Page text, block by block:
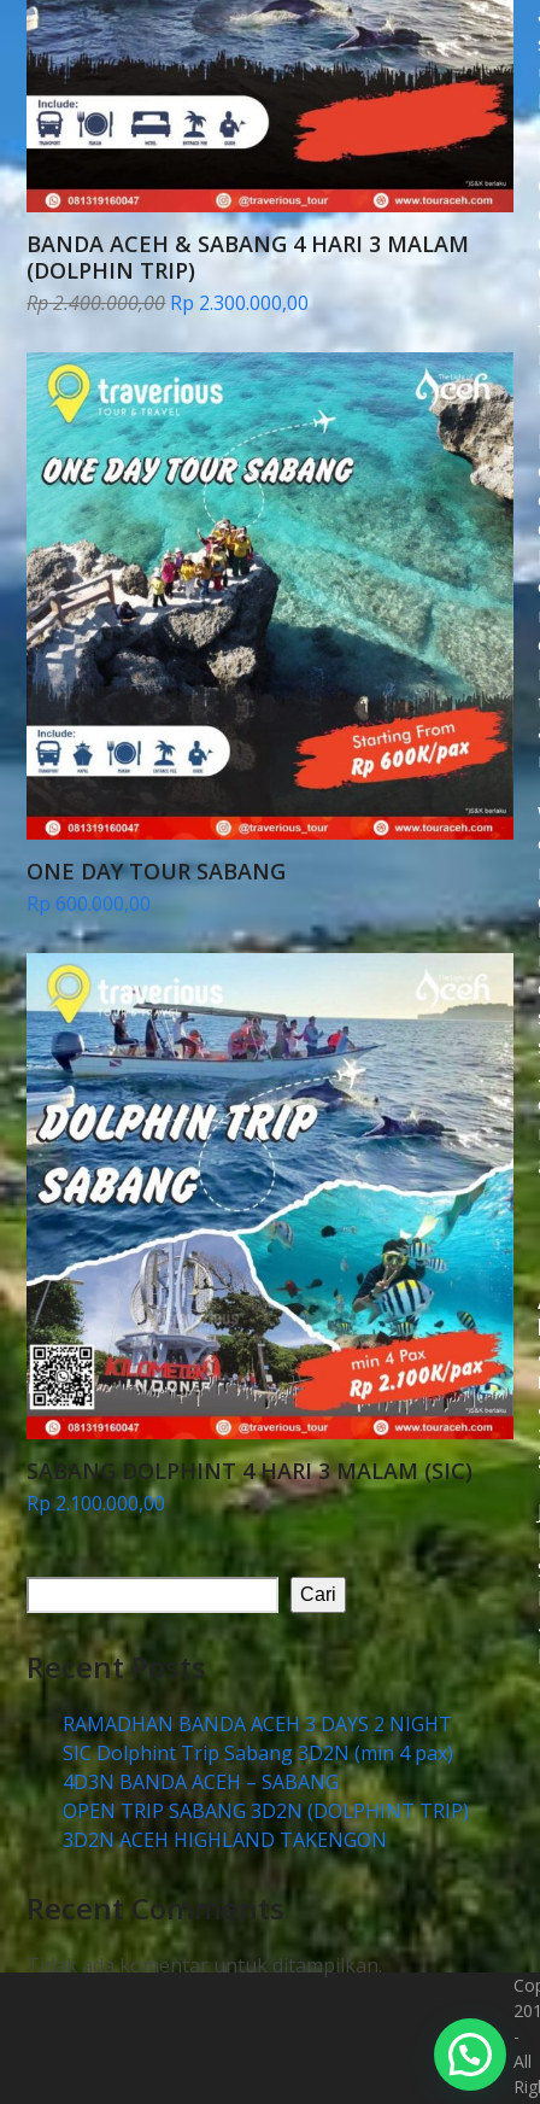
BANDA ACEH & SABANG 4 HARI 3 MALAM
(DOLPHIN TRIP)
Rp2.400.000,00 Harga
adalah:
Rp 2.400.000,00.
Rp 2.300.000,00Harga
saat
ini
adalah:
Rp 2.300.000,00.
ONE DAY TOUR SABANG
Rp 600.000,00
SABANG DOLPHINT 4 HARI 3 MALAM (SIC)
Rp 2.100.000,00
Cari
Recent Posts
RAMADHAN BANDA ACEH 3 DAYS 2 NIGHT
SIC Dolphint Trip Sabang 3D2N (min 4 pax)
4D3N BANDA ACEH – SABANG
OPEN TRIP SABANG 3D2N (DOLPHINT TRIP)
3D2N ACEH HIGHLAND TAKENGON
Recent Comments
Tidak ada komentar untuk ditampilkan.
.
-
All